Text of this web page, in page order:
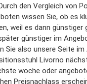
den Vergleich von
wissen Sie, ob es
weil es dann günstiger
günstiger im
Sie also unsere Seite im
Livorno
woche oder
Preisnachlass